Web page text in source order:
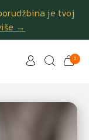
je tvoj
→
0